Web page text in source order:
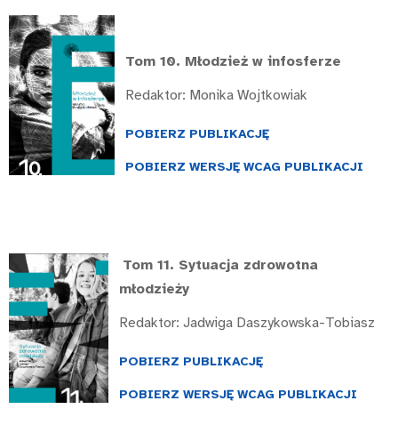
Tom 10. Młodzież w infosferze
Redaktor: Monika Wojtkowiak
POBIERZ PUBLIKACJĘ
POBIERZ WERSJĘ WCAG PUBLIKACJI
Tom 11. Sytuacja zdrowotna
młodzieży
Redaktor: Jadwiga Daszykowska-Tobiasz
POBIERZ PUBLIKACJĘ
POBIERZ WERSJĘ WCAG PUBLIKACJI